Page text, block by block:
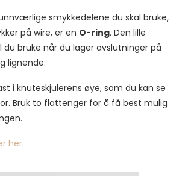
smykkedelene du skal bruke,
på wire, er en O-ring. Den lille
du bruke når du lager avslutninger på
lignende.
i knuteskjulerens øye, som du kan se
Bruk to flattenger for å få best mulig
her.